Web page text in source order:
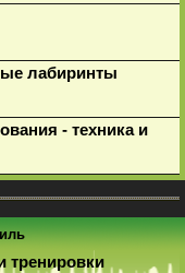
лабиринты
- техника и
тренировки